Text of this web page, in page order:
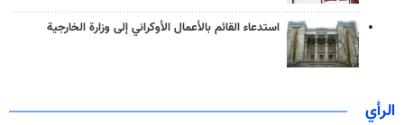
استدعاء القائم بالأعمال الأوكراني إلى وزارة الخارجية
الرأي